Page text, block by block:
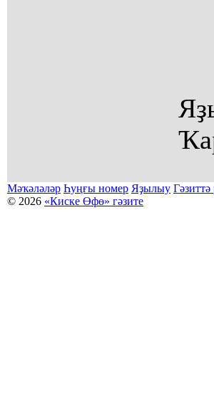
Мәҡәләләр Һуңғы номер Яҙылыу Гәзиттә
© 2026 «Киске Өфө» гәзите